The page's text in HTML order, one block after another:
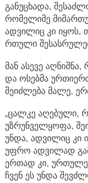
განუცხადა,
რომელიმე
ადვილიც კი იყოს,
რთული
მან ასევე
და ოსებმა
შეიძლება მალე,
„ცალკე აღებული,
უზრუნველყოფა,
უნდა, ადვილიც კი
უფრო ადვილად
ერთად კი,
ჩვენ ეს უნდა